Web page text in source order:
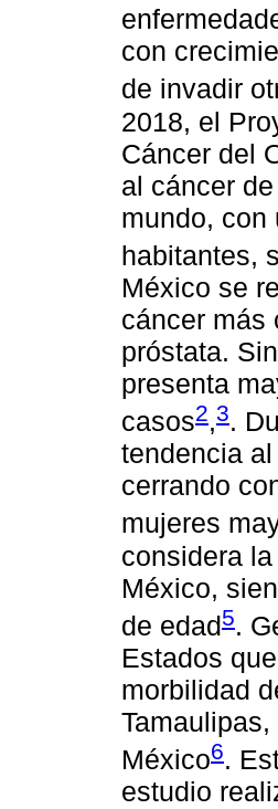
con
de invadir
2018, el
Cáncer del
al cáncer
mundo, con
habitantes,
México se
cáncer más
próstata.
presenta
casos2,3.
tendencia
cerrando
mujeres
considera
México,
de edad5.
Estados
morbilidad
México6.
estudio